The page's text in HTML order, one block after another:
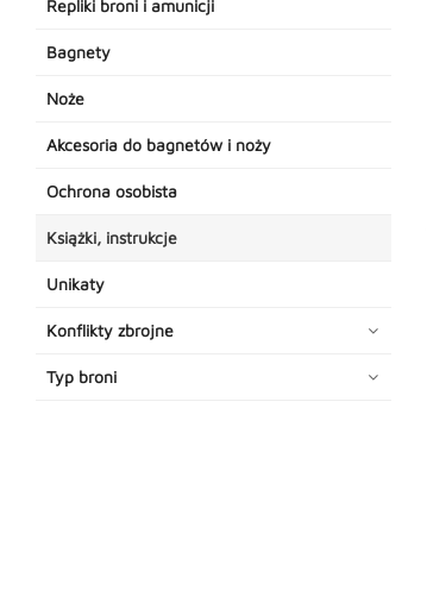
Repliki broni i amunicji
Bagnety
Noże
Akcesoria do bagnetów i noży
Ochrona osobista
Książki, instrukcje
Unikaty
Konflikty zbrojne
Typ broni